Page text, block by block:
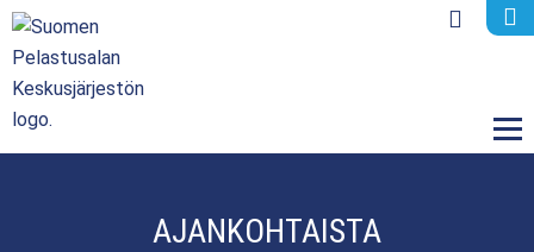
AJANKOHTAISTA